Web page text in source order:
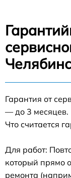
Гарантия от
— до 3 месяцев.
Что считается
Для работ:
который прямо
ремонта